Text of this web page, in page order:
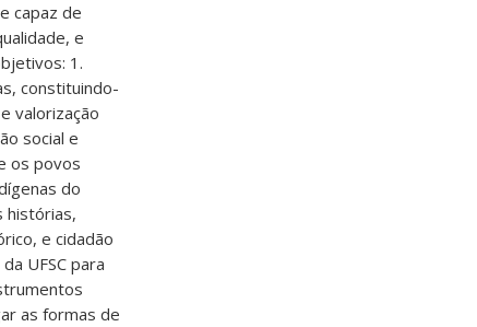
capaz de
e
1.
constituindo-
valorização
social e
os povos
do
histórias,
e cidadão
UFSC para
as formas de